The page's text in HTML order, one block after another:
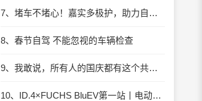
7、堵车不堵心！嘉实多极护，助力自驾“最美路线”有多爽？
8、春节自驾 不能忽视的车辆检查
9、我敢说，所有人的国庆都有这个共同点
10、ID.4×FUCHS BluEV第一站丨电动车的「破冰」之旅